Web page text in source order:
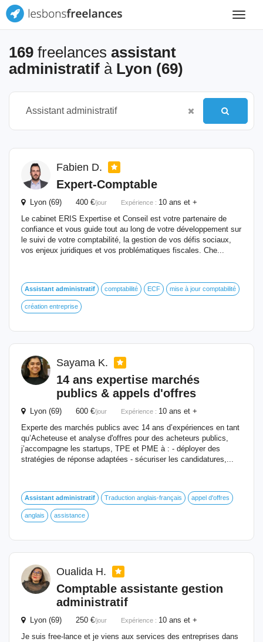
Toggle
169 freelances assistant
administratif à Lyon (69)
Fabien D.
Expert-Comptable
Lyon (69) 400 €/jour Expérience : 10 ans et +
Le cabinet ERIS Expertise et Conseil est votre partenaire de
confiance et vous guide tout au long de votre développement sur
le suivi de votre comptabilité, la gestion de vos défis sociaux,
vos enjeux juridiques et vos problématiques fiscales. Che...
Assistant administratif comptabilité ECF mise à jour comptabilité
création entreprise
Sayama K.
14 ans expertise marchés
publics & appels d'offres
Lyon (69) 600 €/jour Expérience : 10 ans et +
Experte des marchés publics avec 14 ans d’expériences en tant
qu’Acheteuse et analyse d'offres pour des acheteurs publics,
j’accompagne les startups, TPE et PME à : - déployer des
stratégies de réponse adaptées - sécuriser les candidatures,...
Assistant administratif Traduction anglais-français appel d'offres
anglais assistance
Oualida H.
Comptable assistante gestion
administratif
Lyon (69) 250 €/jour Expérience : 10 ans et +
Je suis free-lance et je viens aux services des entreprises dans